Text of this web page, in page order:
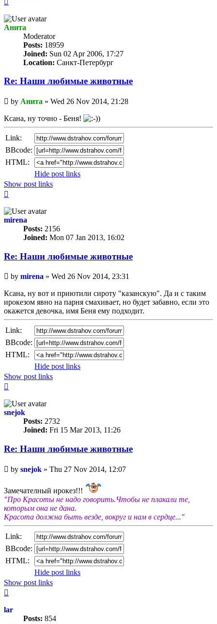
Анита
Мoderator
Posts: 18959
Joined: Sun 02 Apr 2006, 17:27
Location: Санкт-Петербург
Re: Наши любимые животные
Unread
post
by Анита » Wed 26 Nov 2014, 21:28
Ксана, ну точно - Беня!
Link:
BBcode:
HTML:
Hide post links
Show post links
mirena
Posts: 2156
Joined: Mon 07 Jan 2013, 16:02
Re: Наши любимые животные
Unread
post
by mirena » Wed 26 Nov 2014, 23:31
Ксана, ну вот и приютили сироту "казанскую". Да и с таким
ирокезом явно на парня смахивает, но будет забавно, если это
окажется девочка, имя Беня ему подходит.
Link:
BBcode:
HTML:
Hide post links
Show post links
snejok
Posts: 2732
Joined: Fri 15 Mar 2013, 11:26
Re: Наши любимые животные
Unread
post
by snejok » Thu 27 Nov 2014, 12:07
Замечателный ирокез!!!
"Про Красоты не надо говорить.Чтобы не плакали те,
которым она не дана.
Красота должна быть везде, вокруг и нам в сердце..."
Link:
BBcode:
HTML:
Hide post links
Show post links
lar
Posts: 854